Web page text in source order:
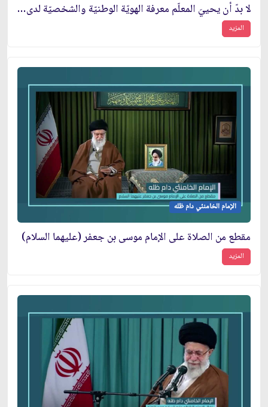
لا بدّ أن يحييَ المعلّم معرفة الهويّة الوطنيّة والشخصيّة لدى التلميذ
المزيد
الإمام الخامنئي دام ظله
مقطع من الصلاة على الإمام موسى بن جعفر (عليهما السلام)
المزيد